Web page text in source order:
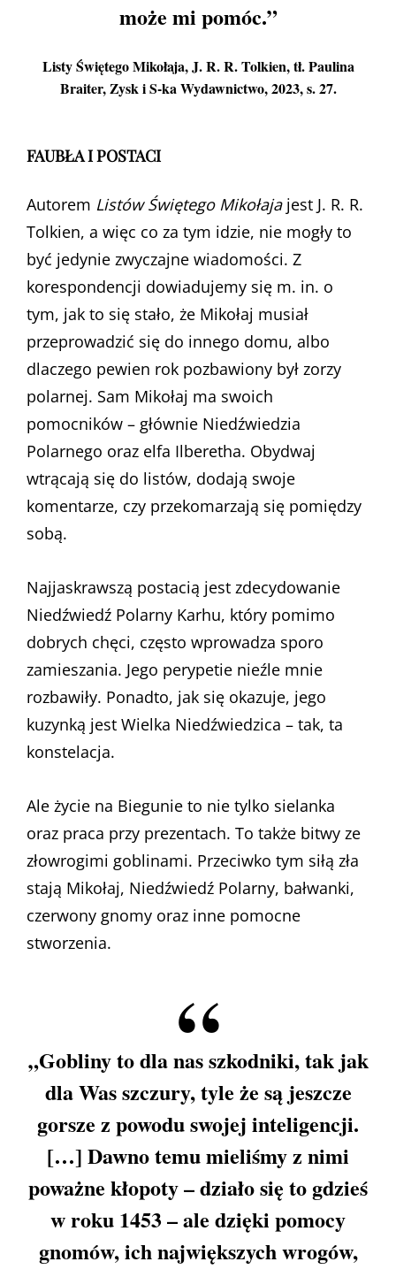
może mi pomóc.”
Listy Świętego Mikołaja, J. R. R. Tolkien, tł. Paulina
Braiter, Zysk i S-ka Wydawnictwo, 2023, s. 27.
FAUBŁA I POSTACI
Autorem Listów Świętego Mikołajajest J. R. R.
Tolkien, a więc co za tym idzie, nie mogły to
być jedynie zwyczajne wiadomości. Z
korespondencji dowiadujemy się m. in. o
tym, jak to się stało, że Mikołaj musiał
przeprowadzić się do innego domu, albo
dlaczego pewien rok pozbawiony był zorzy
polarnej. Sam Mikołaj ma swoich
pomocników – głównie Niedźwiedzia
Polarnego oraz elfa Ilberetha. Obydwaj
wtrącają się do listów, dodają swoje
komentarze, czy przekomarzają się pomiędzy
sobą.
Najjaskrawszą postacią jest zdecydowanie
Niedźwiedź Polarny Karhu, który pomimo
dobrych chęci, często wprowadza sporo
zamieszania. Jego perypetie nieźle mnie
rozbawiły. Ponadto, jak się okazuje, jego
kuzynką jest Wielka Niedźwiedzica – tak, ta
konstelacja.
Ale życie na Biegunie to nie tylko sielanka
oraz praca przy prezentach. To także bitwy ze
złowrogimi goblinami. Przeciwko tym siłą zła
stają Mikołaj, Niedźwiedź Polarny, bałwanki,
czerwony gnomy oraz inne pomocne
stworzenia.
„Gobliny to dla nas szkodniki, tak jak
dla Was szczury, tyle że są jeszcze
gorsze z powodu swojej inteligencji.
[…] Dawno temu mieliśmy z nimi
poważne kłopoty – działo się to gdzieś
w roku 1453 – ale dzięki pomocy
gnomów, ich największych wrogów,